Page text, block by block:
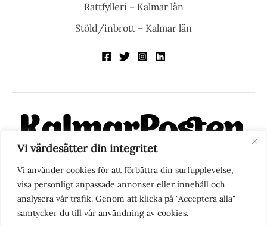
Vi värdesätter din integritet
Vi använder cookies för att förbättra din surfupplevelse,
visa personligt anpassade annonser eller innehåll och
analysera vår trafik. Genom att klicka på "Acceptera alla"
samtycker du till vår användning av cookies.
Rattfylleri – Kalmar län
Stöld/inbrott – Kalmar län
KalmarPosten är en modern lokalnyhetstidning på nätet. Med
fokus på Kalmarregionen, men också med blick för det större
perspektivet, vill vi vara din självklara kanal för nyheter,
berättelser och engagemang. KalmarPosten grundades 1988 och
fick nya ägare 2025.